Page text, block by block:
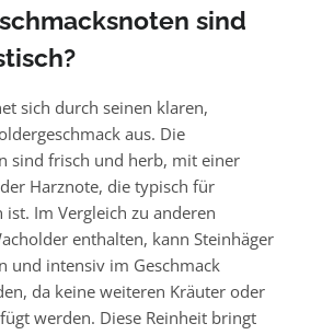
sind
sich durch seinen klaren,
aus. Die
sind frisch und herb, mit einer
Harznote, die typisch für
ist. Im Vergleich zu anderen
enthalten, kann Steinhäger
und intensiv im Geschmack
da keine weiteren Kräuter oder
werden. Diese Reinheit bringt